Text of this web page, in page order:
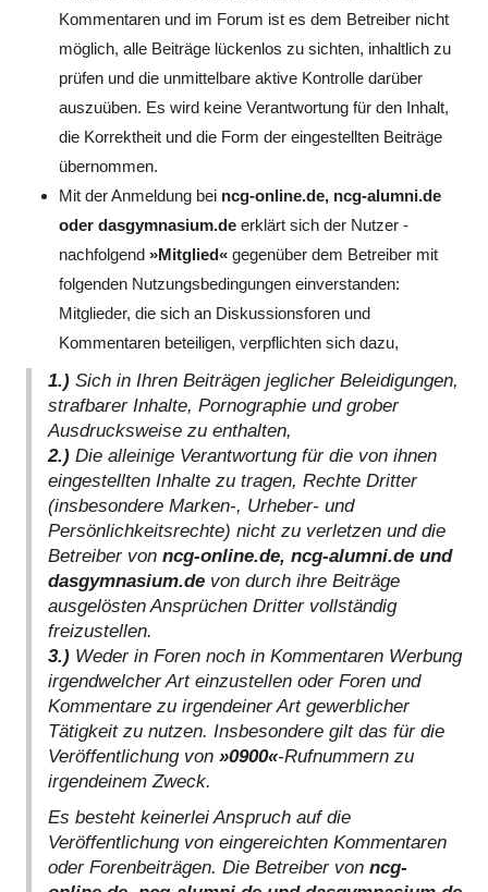
Kommentaren und im Forum ist es dem Betreiber nicht
möglich, alle Beiträge lückenlos zu sichten, inhaltlich zu
prüfen und die unmittelbare aktive Kontrolle darüber
auszuüben. Es wird keine Verantwortung für den Inhalt,
die Korrektheit und die Form der eingestellten Beiträge
übernommen.
Mit der Anmeldung bei ncg-online.de, ncg-alumni.de
oder dasgymnasium.de erklärt sich der Nutzer -
nachfolgend »Mitglied«gegenüber dem Betreiber mit
folgenden Nutzungsbedingungen einverstanden:
Mitglieder, die sich an Diskussionsforen und
Kommentaren beteiligen, verpflichten sich dazu,
1.)Sich in Ihren Beiträgen jeglicher Beleidigungen,
strafbarer Inhalte, Pornographie und grober
Ausdrucksweise zu enthalten,
2.)Die alleinige Verantwortung für die von ihnen
eingestellten Inhalte zu tragen, Rechte Dritter
(insbesondere Marken-, Urheber- und
Persönlichkeitsrechte) nicht zu verletzen und die
Betreiber von ncg-online.de, ncg-alumni.de und
dasgymnasium.de von durch ihre Beiträge
ausgelösten Ansprüchen Dritter vollständig
freizustellen.
3.)Weder in Foren noch in Kommentaren Werbung
irgendwelcher Art einzustellen oder Foren und
Kommentare zu irgendeiner Art gewerblicher
Tätigkeit zu nutzen. Insbesondere gilt das für die
Veröffentlichung von »0900«-Rufnummern zu
irgendeinem Zweck.
Es besteht keinerlei Anspruch auf die
Veröffentlichung von eingereichten Kommentaren
oder Forenbeiträgen. Die Betreiber von ncg-